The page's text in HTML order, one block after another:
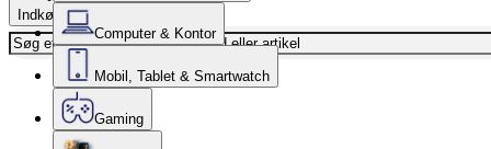
Indkøbskurv
Computer & Kontor
Mobil, Tablet & Smartwatch
Gaming